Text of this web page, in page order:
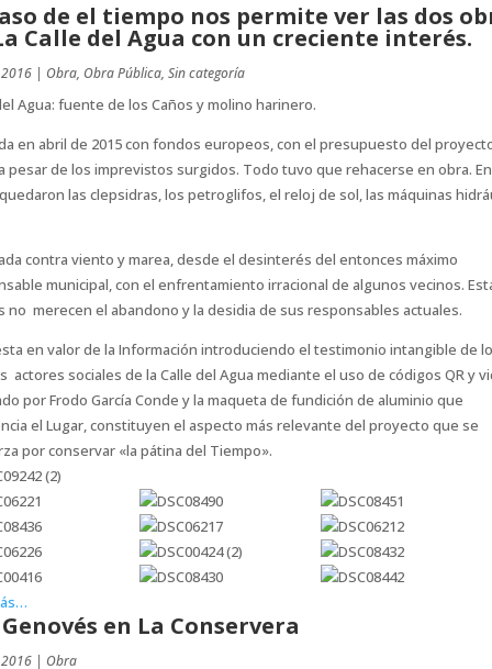
de el tiempo nos permite ver las dos
Calle del Agua con un creciente interés.
| Obra, Obra Pública, Sin categoría
Agua: fuente de los Caños y molino harinero.
en abril de 2015 con fondos europeos, con el presupuesto del
pesar de los imprevistos surgidos. Todo tuvo que rehacerse en obra.
las clepsidras, los petroglifos, el reloj de sol, las máquinas
contra viento y marea, desde el desinterés del entonces máximo
municipal, con el enfrentamiento irracional de algunos vecinos.
no merecen el abandono y la desidia de sus responsables actuales.
en valor de la Información introduciendo el testimonio intangible de
actores sociales de la Calle del Agua mediante el uso de códigos QR y
por Frodo García Conde y la maqueta de fundición de aluminio que
el Lugar, constituyen el aspecto más relevante del proyecto que se
por conservar «la pátina del Tiempo».
en La Conservera
| Obra